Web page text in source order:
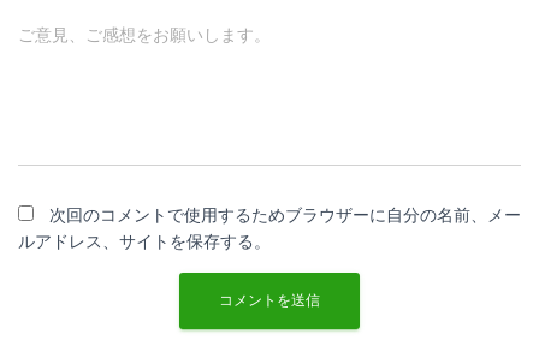
ご意見、ご感想をお願いします。
次回のコメントで使用するためブラウザーに自分の名前、メー
ルアドレス、サイトを保存する。